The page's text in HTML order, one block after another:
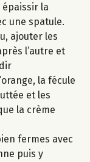
épaissir la
une spatule.
ajouter les
l’autre et
la fécule
et les
la crème
fermes avec
puis y